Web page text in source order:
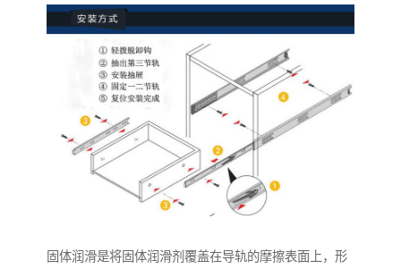
固体润滑是将固体润滑剂覆盖在导轨的摩擦表面上，形